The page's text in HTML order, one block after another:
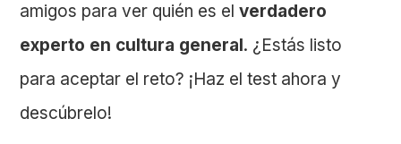
amigos para ver quién es elverdadero
experto en cultura general. ¿Estás listo
para aceptar el reto? ¡Haz el test ahora y
descúbrelo!